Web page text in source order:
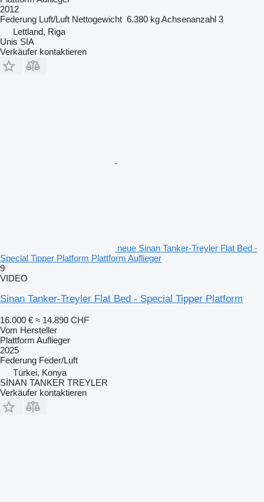
2012
Federung Luft/Luft Nettogewicht 6.380 kgAchsenanzahl 3
Lettland, Riga
Unis SIA
Verkäufer kontaktieren
neue Sinan Tanker-Treyler Flat Bed -
Special Tipper Platform Plattform Auflieger
9
VIDEO
Sinan Tanker-Treyler Flat Bed - Special Tipper Platform
16.000 € ≈ 14.890 CHF
Vom Hersteller
Plattform Auflieger
2025
Federung Feder/Luft
Türkei, Konya
SİNAN TANKER TREYLER
Verkäufer kontaktieren